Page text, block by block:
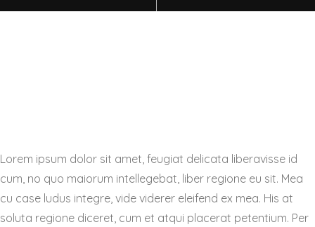
Lorem ipsum dolor sit amet, feugiat delicata liberavisse id
cum, no quo maiorum intellegebat, liber regione eu sit. Mea
cu case ludus integre, vide viderer eleifend ex mea. His at
soluta regione diceret, cum et atqui placerat petentium. Per